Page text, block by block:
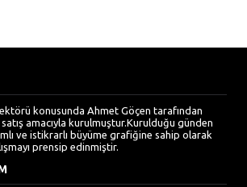
konusunda Ahmet Göçen tarafından
satış amacıyla kurulmuştur.Kurulduğu günden
ve istikrarlı büyüme grafiğine sahip olarak
prensip edinmiştir.